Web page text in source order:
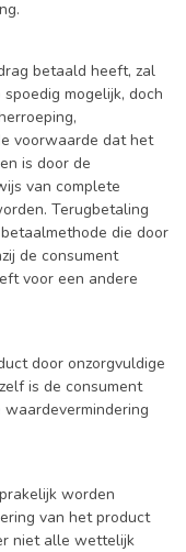
betaald heeft, zal
mogelijk, doch
voorwaarde dat het
is door de
van complete
Terugbetaling
die door
de consument
voor een andere
door onzorgvuldige
is de consument
worden
van het product
niet alle wettelijk